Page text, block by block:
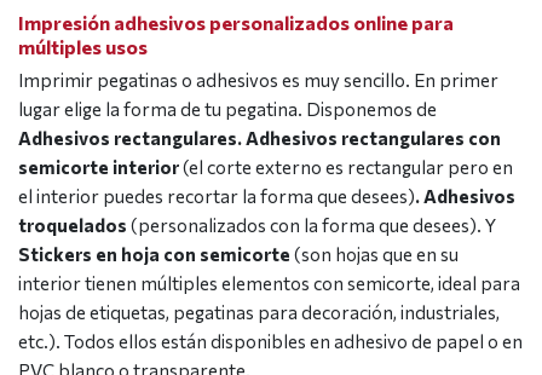
Impresión adhesivos personalizados online para
múltiples usos
Imprimir pegatinas o adhesivos es muy sencillo. En primer
lugar elige la forma de tu pegatina. Disponemos de
Adhesivos rectangulares. Adhesivos rectangulares con
semicorte interior(el corte externo es rectangular pero en
el interior puedes recortar la forma que desees). Adhesivos
troquelados (personalizados con la forma que desees). Y
Stickers en hoja con semicorte (son hojas que en su
interior tienen múltiples elementos con semicorte, ideal para
hojas de etiquetas, pegatinas para decoración, industriales,
etc.). Todos ellos están disponibles en adhesivo de papel o en